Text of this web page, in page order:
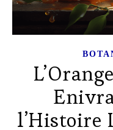
l’Histoire